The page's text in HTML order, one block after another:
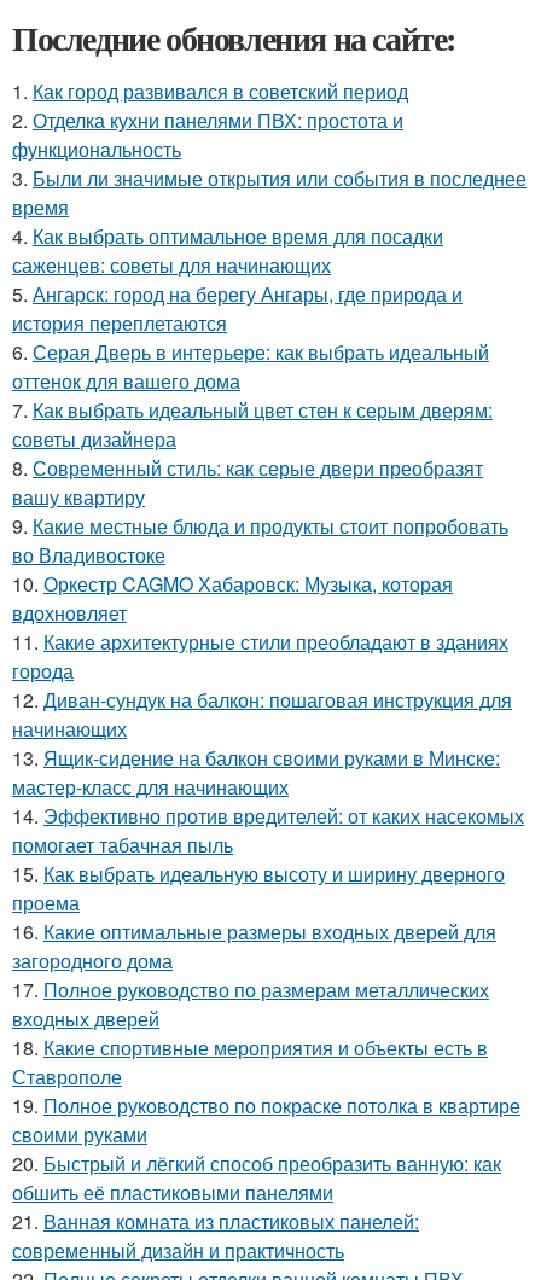
Последние обновления на сайте:
1. Как город развивался в советский период
2. Отделка кухни панелями ПВХ: простота и
функциональность
3. Были ли значимые открытия или события в последнее
время
4. Как выбрать оптимальное время для посадки
саженцев: советы для начинающих
5. Ангарск: город на берегу Ангары, где природа и
история переплетаются
6. Серая Дверь в интерьере: как выбрать идеальный
оттенок для вашего дома
7. Как выбрать идеальный цвет стен к серым дверям:
советы дизайнера
8. Современный стиль: как серые двери преобразят
вашу квартиру
9. Какие местные блюда и продукты стоит попробовать
во Владивостоке
10. Оркестр CAGMO Хабаровск: Музыка, которая
вдохновляет
11. Какие архитектурные стили преобладают в зданиях
города
12. Диван-сундук на балкон: пошаговая инструкция для
начинающих
13. Ящик-сидение на балкон своими руками в Минске:
мастер-класс для начинающих
14. Эффективно против вредителей: от каких насекомых
помогает табачная пыль
15. Как выбрать идеальную высоту и ширину дверного
проема
16. Какие оптимальные размеры входных дверей для
загородного дома
17. Полное руководство по размерам металлических
входных дверей
18. Какие спортивные мероприятия и объекты есть в
Ставрополе
19. Полное руководство по покраске потолка в квартире
своими руками
20. Быстрый и лёгкий способ преобразить ванную: как
обшить её пластиковыми панелями
21. Ванная комната из пластиковых панелей:
современный дизайн и практичность